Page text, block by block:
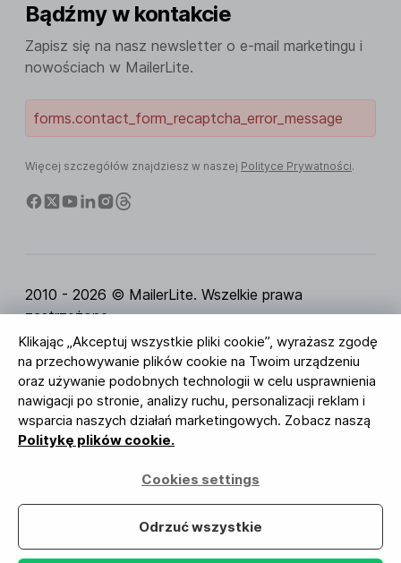
Klikając „Akceptuj wszystkie pliki cookie”, wyrażasz zgodę
na przechowywanie plików cookie na Twoim urządzeniu
oraz używanie podobnych technologii w celu usprawnienia
nawigacji po stronie, analizy ruchu, personalizacji reklam i
wsparcia naszych działań marketingowych. Zobacz naszą
Politykę plików cookie.
Cookies settings
Odrzuć wszystkie
Bądźmy w kontakcie
Zapisz się na nasz newsletter o e-mail marketingu i
nowościach w MailerLite.
forms.contact_form_recaptcha_error_message
Więcej szczegółów znajdziesz w naszej Polityce Prywatności.
2010 - 2026 © MailerLite. Wszelkie prawa
zastrzeżone.
Regulamin Serwisu Polityka Prywatności
Strona
zaufania
Ustawienia ciasteczek
Identyfikacja
wizualna
BUREAU VERITAS
ISO 27001 Certification
Zgodność z RODO